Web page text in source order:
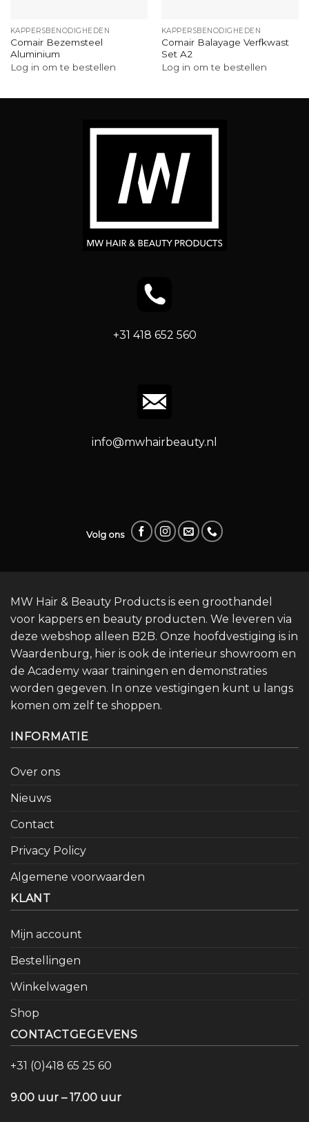
KAPPERSBENODIGHEDEN
Comair Bezemsteel
Aluminium
Log in om te bestellen
KAPPERSBENODIGHEDEN
Comair Balayage Verfkwast
Set A2
Log in om te bestellen
+31 418 652 560
info@mwhairbeauty.nl
Volg ons
MW Hair & Beauty Products is een groothandel
voor kappers en beauty producten. We leveren via
deze webshop alleen B2B. Onze hoofdvestiging is in
Waardenburg, hier is ook de interieur showroom en
de Academy waar trainingen en demonstraties
worden gegeven. In onze vestigingen kunt u langs
komen om zelf te shoppen.
INFORMATIE
Over ons
Nieuws
Contact
Privacy Policy
Algemene voorwaarden
KLANT
Mijn account
Bestellingen
Winkelwagen
Shop
CONTACTGEGEVENS
+31 (0)418 65 25 60
9.00 uur – 17.00 uur